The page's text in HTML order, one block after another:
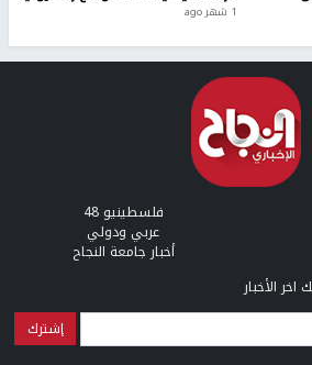
1 شهر ago
فلسطينيو 48
عربي ودولي
أخبار جامعة النجاح
الأخبار